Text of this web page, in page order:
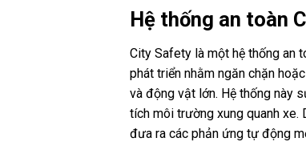
Hệ thống an toàn
City Safety là một hệ thống an
phát triển nhằm ngăn chặn
và động vật lớn. Hệ thống này
tích môi trường xung quanh
đưa ra các phản ứng tự động